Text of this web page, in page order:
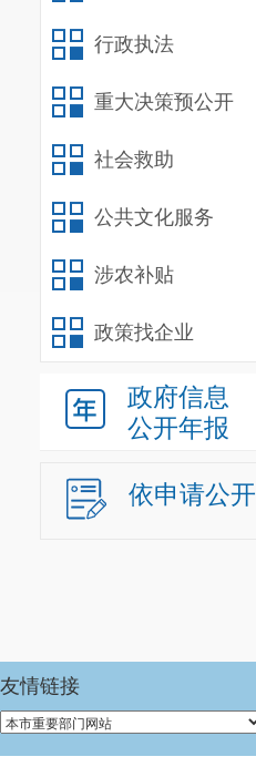
行政执法
重大决策预公开
社会救助
公共文化服务
涉农补贴
政策找企业
政府信息
公开年报
依申请公开
友情链接